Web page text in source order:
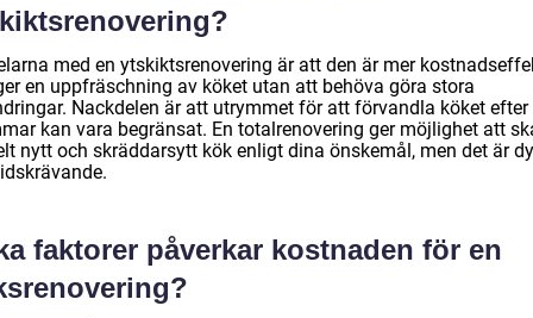
med en ytskiktsrenovering är att den är mer
en uppfräschning av köket utan att behöva göra stora
Nackdelen är att utrymmet för att förvandla köket efter
kan vara begränsat. En totalrenovering ger möjlighet att
nytt och skräddarsytt kök enligt dina önskemål, men det är
faktorer påverkar kostnaden för en